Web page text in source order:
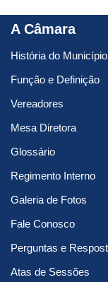
A Câmara
História do Município
Função e Definição
Vereadores
Mesa Diretora
Glossário
Regimento Interno
Galeria de Fotos
Fale Conosco
Perguntas e
Atas de Sessões